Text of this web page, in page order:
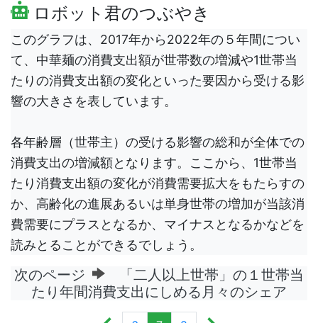
ロボット君のつぶやき
このグラフは、2017年から2022年の５年間につい
て、中華麺の消費支出額が世帯数の増減や1世帯当
たりの消費支出額の変化といった要因から受ける影
響の大きさを表しています。
各年齢層（世帯主）の受ける影響の総和が全体での
消費支出の増減額となります。ここから、1世帯当
たり消費支出額の変化が消費需要拡大をもたらすの
か、高齢化の進展あるいは単身世帯の増加が当該消
費需要にプラスとなるか、マイナスとなるかなどを
読みとることができるでしょう。
次のページ
「二人以上世帯」の１世帯当
たり年間消費支出にしめる月々のシェア